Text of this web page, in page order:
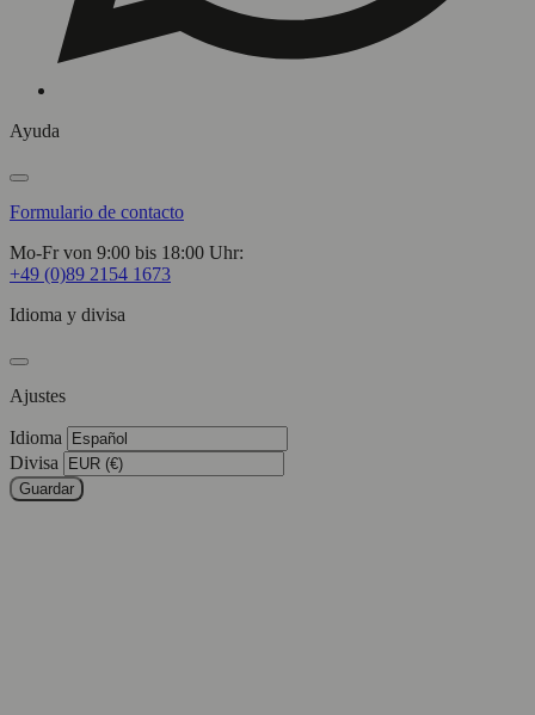
Ayuda
Formulario de contacto
Mo-Fr von 9:00 bis 18:00 Uhr:
+49 (0)89 2154 1673
Idioma y divisa
Ajustes
Idioma
Divisa
Guardar